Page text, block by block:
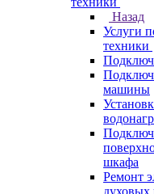
Назад
Услуги
техники
машины
шкафа
Ремонт